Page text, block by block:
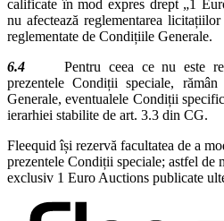
calificate în mod expres drept „1
nu afectează reglementarea
reglementate de Condițiile Generale.
6.4
Pentru ceea ce nu este
prezentele Condiții speciale,
Generale, eventualele Condiții
ierarhiei stabilite de art. 3.3 din CG.
Fleequid își rezervă facultatea de a
prezentele Condiții speciale; astfel de
exclusiv 1 Euro Auctions publicate